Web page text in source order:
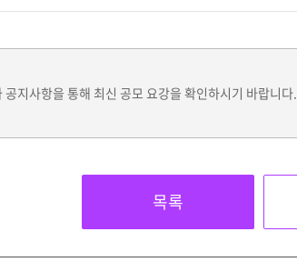
지사항을 통해 최신 공모 요강을 확인하시기 바랍니다.
목록